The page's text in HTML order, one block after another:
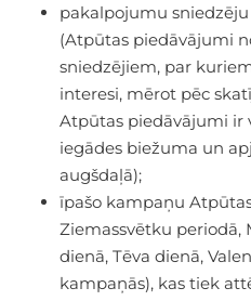
pakalpojumu
(Atpūtas piedāvājumi
sniedzējiem, par
interesi, mērot pēc
Atpūtas piedāvājumi ir
iegādes biežuma un
augšdaļā);
īpašo kampaņu
Ziemassvētku periodā,
dienā, Tēva dienā,
kampaņās), kas tiek